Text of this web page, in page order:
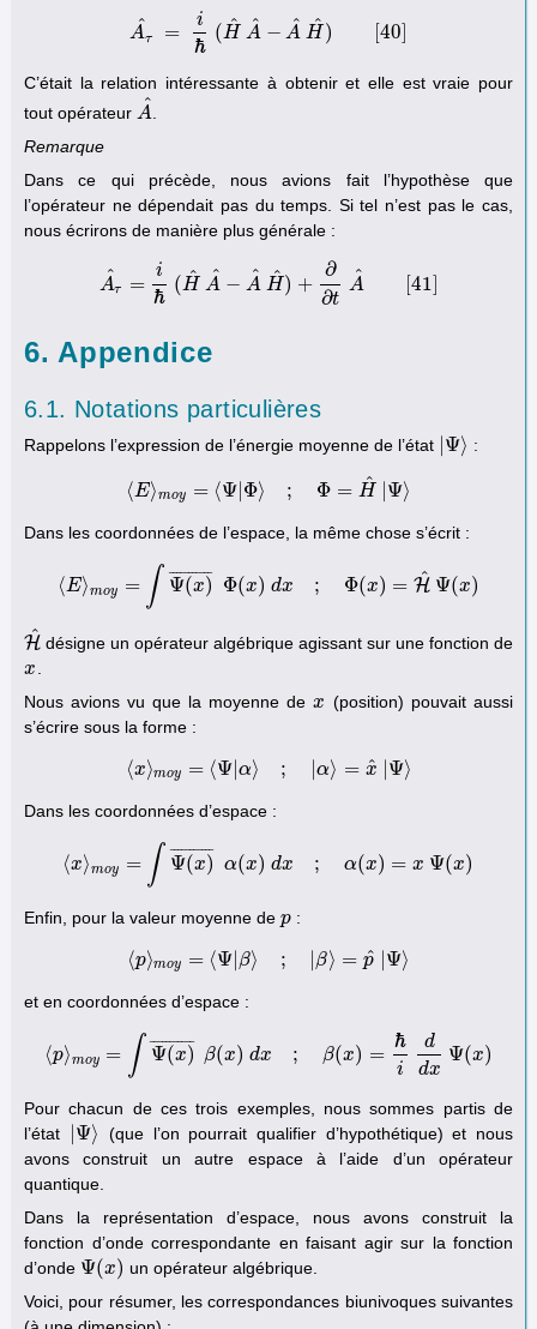
Aτ
^ =
i
ℏ
(H
^ A
^ − A
^ H
^) 40
Aτ = ℏ (H^ A^ −A ^ H ^
C’était la relation intéressante à obtenir et elle est vraie pour
tout opérateur A
^
A^
Remarque
Dans ce qui précède, nous avions fait l’hypothèse que
l’opérateur ne dépendait pas du temps. Si tel n’est pas le cas,
nous écrirons de manière plus générale :
Aτ
^ =
i
ℏ
(H
^ A
^ − A
^ H
^) +
∂
∂t
A
^ [41]
Aτ^ =iℏ H^ A ^−A^ H ^)+ ∂∂t A^[
6. Appendice
6.1. Notations particulières
Rappelons l’expression de l’énergie moyenne de l’état |Ψ⟩
Ψ⟩ :
⟨E⟩moy = ⟨Ψ|Φ⟩ ; Φ = H
^ |Ψ⟩
⟨E ⟩m oy= ⟨Ψ| ;Φ H^ |Ψ ⟩
Dans les coordonnées de l’espace, la même chose s’écrit :
⟨E⟩moy = ∫ Ψ(x)
¯ ¯
¯¯¯¯¯¯¯¯¯ Φ(x) dx ; Φ(x) = H
^ Ψ(x)
⟨E m oy=∫Ψ( )¯ Φ( x) d Φ =H^ Ψ (x)
H
^
H^désigne un opérateur algébrique agissant sur une fonction de
x
x
Nous avions vu que la moyenne dex
x
(position) pouvait aussi
s’écrire sous la forme :
⟨x⟩moy = ⟨Ψ|α⟩ ; |α⟩ = x
^ |Ψ⟩
⟨ x⟩m oy= ⟨Ψ ;| x^ Ψ⟩
Dans les coordonnées d’espace :
⟨x⟩moy = ∫ Ψ(x)
¯ ¯
¯¯¯¯¯¯¯¯¯
α(x) dx ; α(x) = x Ψ(x)
⟨x ⟩m oy=∫Ψ x)¯ α (x) d α =x Ψ( x)
Enfin, pour la valeur moyenne de p
p :
⟨p⟩moy = ⟨Ψ|β⟩ ; |β⟩ = p
^ |Ψ⟩
⟨p⟩m oy= ⟨Ψ ;| p^ Ψ⟩
et en coordonnées d’espace :
⟨p⟩moy = ∫ Ψ(x)
¯ ¯
¯¯¯¯¯¯¯¯¯
β(x) dx ; β(x) =
ℏ
i
d
dx
Ψ(x)
⟨ ⟩m oy=∫Ψ (x)¯ β (x) ;β )=ℏi d dx Ψ(x )
Pour chacun de ces trois exemples, nous sommes partis de
l’état
Ψ⟩
Ψ⟩
(que l’on pourrait qualifier d’hypothétique) et nous
avons construit un autre espace à l’aide d’un opérateur
quantique.
Dans la représentation d’espace, nous avons construit la
fonction d’onde correspondante en faisant agir sur la fonction
d’onde Ψ(x)
Ψ(x)
un opérateur algébrique.
Voici, pour résumer, les correspondances biunivoques suivantes